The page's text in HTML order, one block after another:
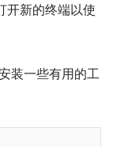
开新的终端以使
装一些有用的工